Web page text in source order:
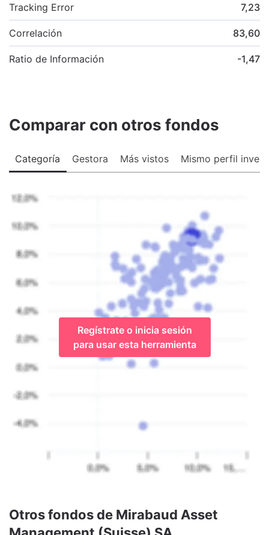
Tracking Error 7,23
Correlación 83,60
Ratio de Información -1,47
Comparar con otros fondos
Categoría Gestora Más vistos Mismo perfil
Regístrate o inicia sesión
para usar esta herramienta
Otros fondos de Mirabaud Asset